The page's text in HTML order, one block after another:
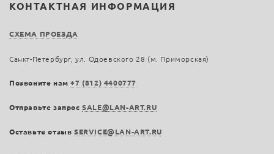
КОНТАКТНАЯ ИНФОРМАЦИЯ
СХЕМА ПРОЕЗДА
Санкт-Петербург, ул. Одоевского 28 (м. Приморская)
Позвоните нам+7 (812) 4400777
Отправьте запросSALE@LAN-ART.RU
Оставьте отзыв SERVICE@LAN-ART.RU